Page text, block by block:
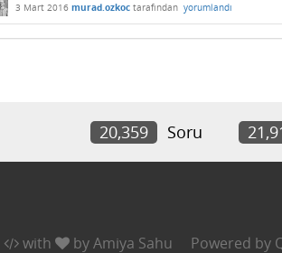
3 Mart 2016 murad.ozkoc tarafından yorumlandı
20,359 Soru
with byAmiya Sahu Powered by